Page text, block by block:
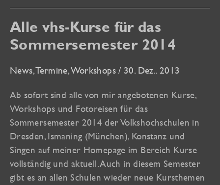
für
Sommersemester
2015
Alle vhs-Kurse für das
Sommersemester 2014
News,Termine,Workshops / 30. Dez.. 2013
Ab sofort sind alle von mir angebotenen Kurse,
Workshops und Fotoreisen für das
Sommersemester 2014 der Volkshochschulen in
Dresden, Ismaning (München), Konstanz und
Singen auf meiner Homepage im Bereich Kurse
vollständig und aktuell. Auch in diesem Semester
gibt es an allen Schulen wieder neue Kursthemen